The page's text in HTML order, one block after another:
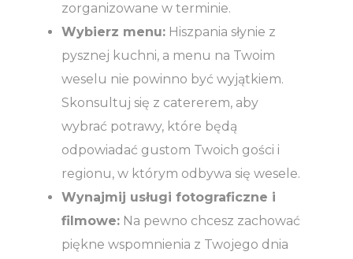
zorganizowane w terminie.
Wybierz menu:Hiszpania słynie z
pysznej kuchni, a menu na Twoim
weselu nie powinno być wyjątkiem.
Skonsultuj się z catererem, aby
wybrać potrawy, które będą
odpowiadać gustom Twoich gości i
regionu, w którym odbywa się wesele.
Wynajmij usługi fotograficzne i
filmowe:Na pewno chcesz zachować
piękne wspomnienia z Twojego dnia